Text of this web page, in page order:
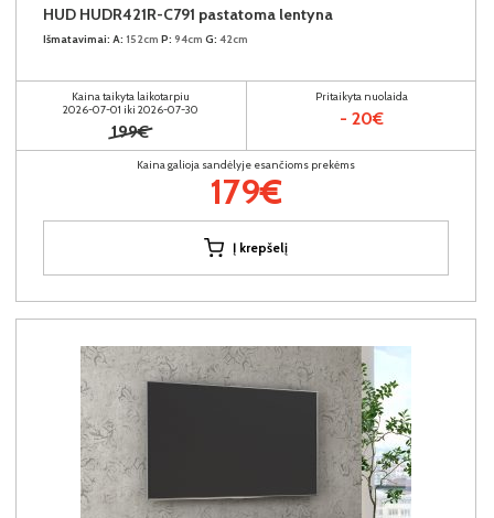
HUD HUDR421R-C791 pastatoma lentyna
Išmatavimai: A: 152cm P: 94cm G: 42cm
Kaina taikyta laikotarpiu
2026-07-01 iki 2026-07-30
199€
Pritaikyta nuolaida
- 20€
Kaina galioja sandėlyje esančioms prekėms
179€
Į krepšelį